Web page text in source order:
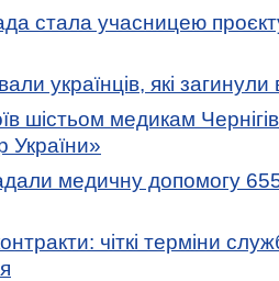
стала учасницею
українців, які загинули
шістьом медикам
України»
медичну допомогу
чіткі терміни